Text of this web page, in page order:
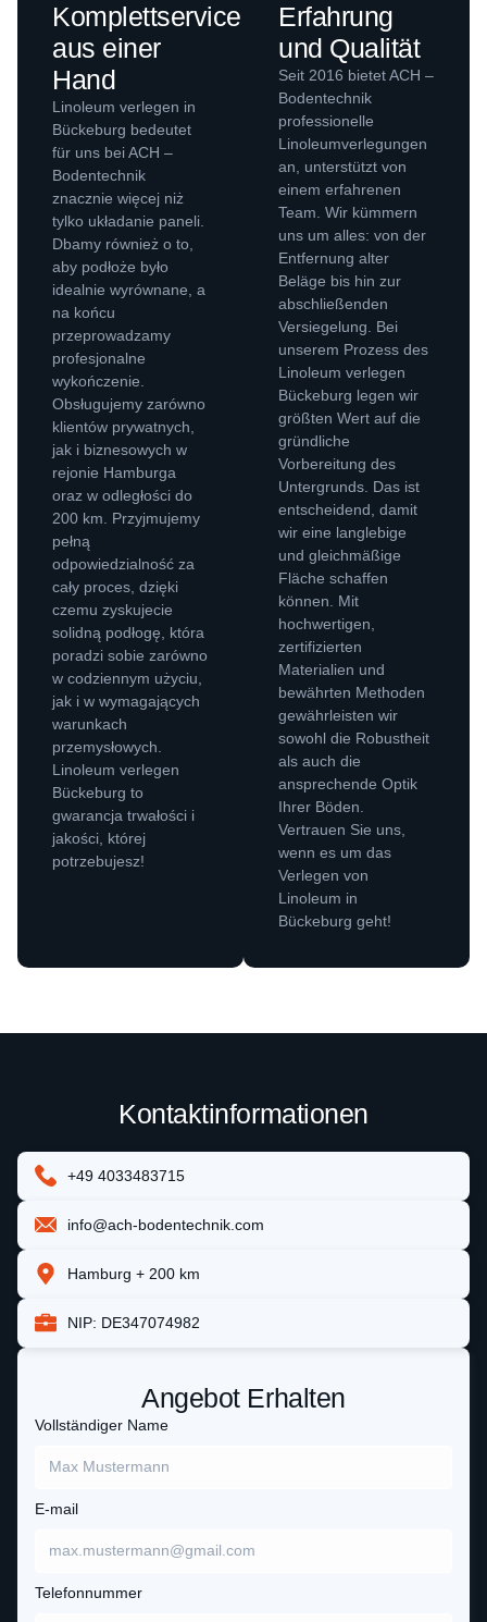
Erfahrung
und Qualität
Seit 2016 bietet ACH –
Bodentechnik
professionelle
Linoleumverlegungen
an, unterstützt von
einem erfahrenen
Team. Wir kümmern
uns um alles: von der
Entfernung alter
Beläge bis hin zur
abschließenden
Versiegelung. Bei
unserem Prozess des
Linoleum verlegen
Bückeburg legen wir
größten Wert auf die
gründliche
Vorbereitung des
Untergrunds. Das ist
entscheidend, damit
wir eine langlebige
und gleichmäßige
Fläche schaffen
können. Mit
hochwertigen,
zertifizierten
Materialien und
bewährten Methoden
gewährleisten wir
sowohl die Robustheit
als auch die
ansprechende Optik
Ihrer Böden.
Vertrauen Sie uns,
wenn es um das
Verlegen von
Linoleum in
Bückeburg geht!
Komplettservice
aus einer
Hand
Linoleum verlegen in
Bückeburg bedeutet
für uns bei ACH –
Bodentechnik
znacznie więcej niż
tylko układanie paneli.
Dbamy również o to,
aby podłoże było
idealnie wyrównane, a
na końcu
przeprowadzamy
profesjonalne
wykończenie.
Obsługujemy zarówno
klientów prywatnych,
jak i biznesowych w
rejonie Hamburga
oraz w odległości do
200 km. Przyjmujemy
pełną
odpowiedzialność za
cały proces, dzięki
czemu zyskujecie
solidną podłogę, która
poradzi sobie zarówno
w codziennym użyciu,
jak i w wymagających
warunkach
przemysłowych.
Linoleum verlegen
Bückeburg to
gwarancja trwałości i
jakości, której
potrzebujesz!
Angebot Erhalten
Vollständiger Name
E-mail
Telefonnummer
Kontaktinformationen
+49 4033483715
info@ach-bodentechnik.com
Hamburg + 200 km
NIP: DE347074982